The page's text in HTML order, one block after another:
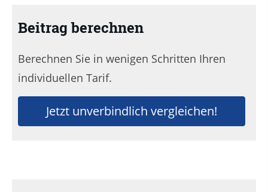
Beitrag berechnen
Berechnen Sie in wenigen Schritten Ihren
individuellen Tarif.
Jetzt unverbindlich vergleichen!